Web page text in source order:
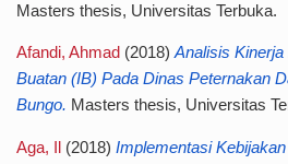
Masters thesis, Universitas Terbuka.
Afandi, Ahmad (2018)Analisis
Buatan (IB) Pada Dinas Peternakan
Bungo. Masters thesis, Universitas
Aga, Il (2018) Implementasi